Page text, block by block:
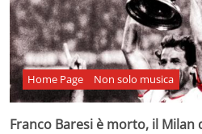
Home Page Non solo musica
Franco Baresi è morto, il Milan